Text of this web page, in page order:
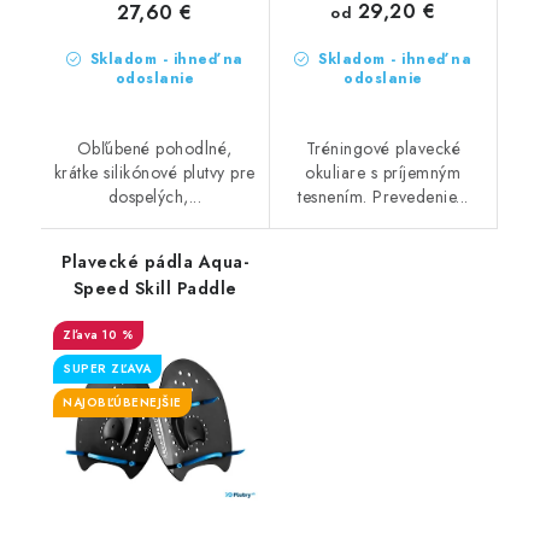
Skladom - ihneď na
odoslanie
27,60 €
Obľúbené pohodlné,
krátke silikónové plutvy pre
dospelých,...
Skladom - ihneď na
odoslanie
od 29,20 €
Tréningové plavecké
okuliare s príjemným
tesnením. Prevedenie...
Plavecké pádla Aqua-
Speed Skill Paddle
10 %
SUPER ZĽAVA
NAJOBĽÚBENEJŠIE